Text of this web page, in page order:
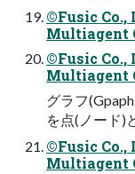
©Fusic Co.,
Multiagent
©Fusic Co.,
Multiagent
グラフ
を点(ノード)
©Fusic Co.,
Multiagent